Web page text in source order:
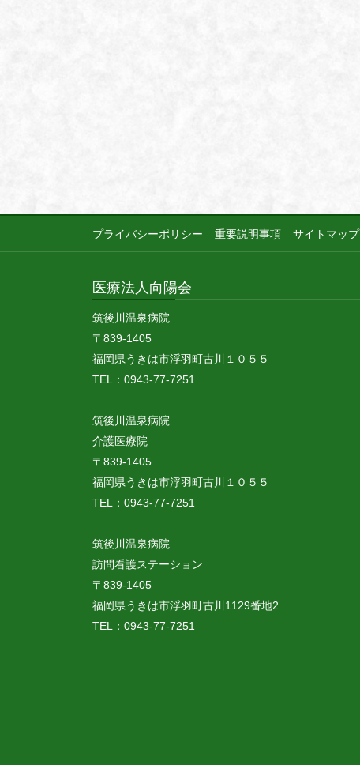
プライバシーポリシー 重要説明事項 サイトマップ
医療法人向陽会
筑後川温泉病院
〒839-1405
福岡県うきは市浮羽町古川１０５５
TEL：0943-77-7251
筑後川温泉病院
介護医療院
〒839-1405
福岡県うきは市浮羽町古川１０５５
TEL：0943-77-7251
筑後川温泉病院
訪問看護ステーション
〒839-1405
福岡県うきは市浮羽町古川1129番地2
TEL：0943-77-7251